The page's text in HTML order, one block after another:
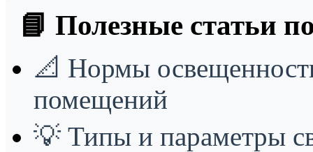
📘 Полезные статьи
📐 Нормы
помещений
💡 Типы и параметры